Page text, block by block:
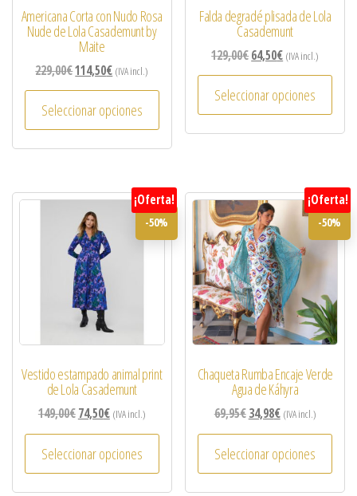
Americana Corta con Nudo Rosa
Nude de Lola Casademunt by
Maite
229,00€114,50€ (IVA incl.)
Seleccionar opciones
Falda degradé plisada de Lola
Casademunt
129,00€64,50€ (IVA incl.)
Seleccionar opciones
¡Oferta!
Vestido estampado animal print
de Lola Casademunt
149,00€74,50€ (IVA incl.)
Seleccionar opciones
-50%
¡Oferta!
Chaqueta Rumba Encaje Verde
Agua de Káhyra
69,95€ 34,98€ (IVA incl.)
Seleccionar opciones
-50%